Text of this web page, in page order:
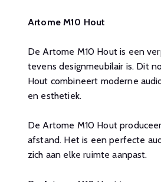
Artome M10 Hout
De Artome M10 Hout is een
tevens designmeubilair is. Dit
Hout combineert moderne
en esthetiek.
De Artome M10 Hout
afstand. Het is een perfecte
zich aan elke ruimte aanpast.